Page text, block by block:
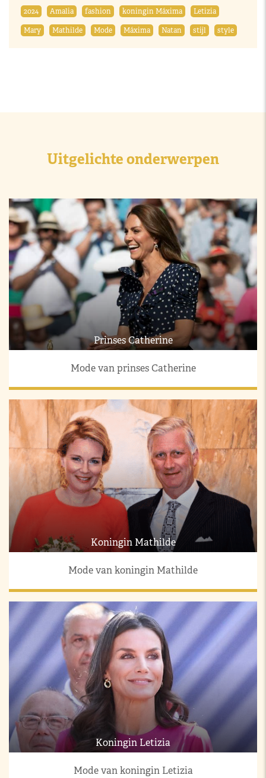
2024 Amalia fashion koningin Máxima
Letizia
Mary
Mathilde Mode Máxima Natan stijl style
Uitgelichte onderwerpen
Prinses Catherine
Mode van prinses Catherine
Koningin Mathilde
Mode van koningin Mathilde
Koningin Letizia
Mode van koningin Letizia